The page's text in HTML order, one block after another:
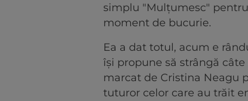
simplu "Mulțumesc"
moment de bucurie.
Ea a dat totul, acum e
își propune să strângă
marcat de Cristina Neagu
tuturor celor care au trăit